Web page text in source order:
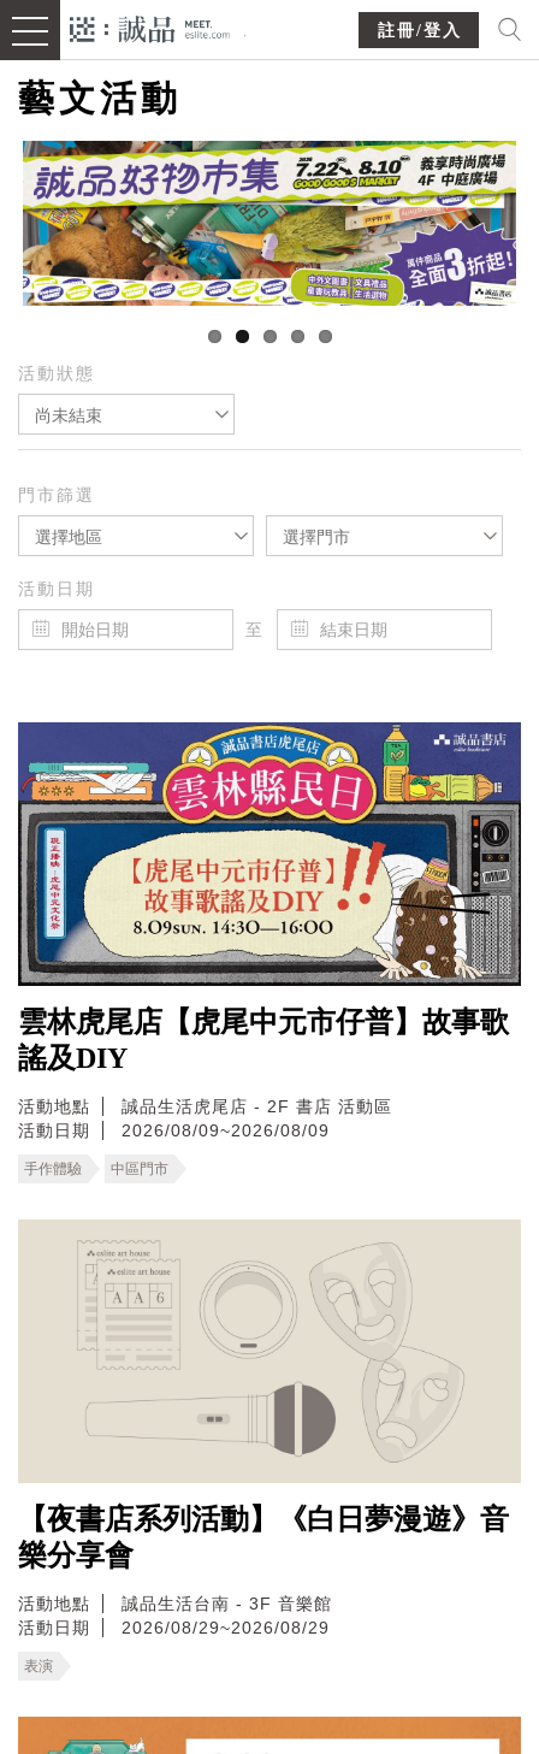
註冊/登入
藝文活動
活動狀態
尚未結束
門市篩選
選擇地區 選擇門市
活動日期
至
雲林虎尾店【虎尾中元市仔普】故事歌
謠及DIY
活動地點
誠品生活虎尾店 - 2F 書店 活動區
活動日期
2026/08/09~2026/08/09
手作體驗 中區門市
【夜書店系列活動】《白日夢漫遊》音
樂分享會
活動地點
誠品生活台南 - 3F 音樂館
活動日期
2026/08/29~2026/08/29
表演